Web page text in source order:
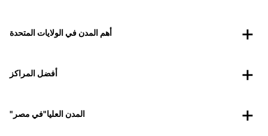
أهم المدن في الولايات المتحدة
أفضل المراكز
"المدن العليا"في مصر